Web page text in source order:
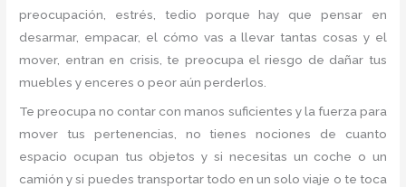
preocupación, estrés, tedio porque hay que pensar en
desarmar, empacar, el cómo vas a llevar tantas cosas y el
mover, entran en crisis, te preocupa el riesgo de dañar tus
muebles y enceres o peor aún perderlos.
Te preocupa no contar con manos suficientes y la fuerza para
mover tus pertenencias, no tienes nociones de cuanto
espacio ocupan tus objetos y si necesitas un coche o un
camión y si puedes transportar todo en un solo viaje o te toca